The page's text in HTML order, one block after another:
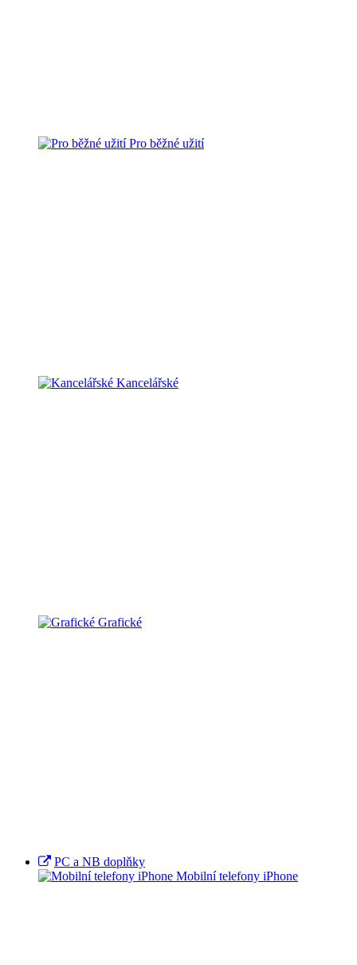
Pro běžné užití
Kancelářské
Grafické
PC a NB doplňky
Mobilní telefony iPhone